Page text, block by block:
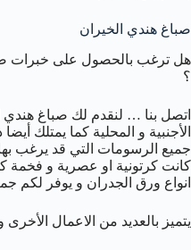
صباغ هندي الخيران
هل ترغب بالحصول على خبرات
؟
اتصل بنا … لنقدم لك صباغ هندي
الأجنبية و المحلية كما يمتلك
جميع الرسومات التي قد يرغب
كانت كرتونية او عصرية و فخمة
انواع ورق الجدران و يوفر لكم
يتميز بالعديد من الاعمال الأخرى